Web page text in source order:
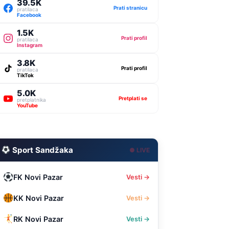
39.5K
pratilaca
Facebook
Prati stranicu
1.5K
pratilaca
Instagram
Prati profil
3.8K
pratilaca
TikTok
Prati profil
5.0K
pretplatnika
YouTube
Pretplati se
Sport Sandžaka ● LIVE
FK Novi Pazar Vesti →
KK Novi Pazar Vesti →
RK Novi Pazar Vesti →